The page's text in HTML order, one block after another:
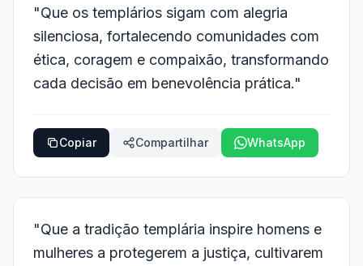
"Que os templários sigam com alegria
silenciosa, fortalecendo comunidades com
ética, coragem e compaixão, transformando
cada decisão em benevolência prática."
Copiar Compartilhar WhatsApp
"Que a tradição templária inspire homens e
mulheres a protegerem a justiça, cultivarem